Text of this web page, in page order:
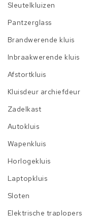
Sleutelkluizen
Pantzerglass
Brandwerende kluis
Inbraakwerende kluis
Afstortkluis
Kluisdeur archiefdeur
Zadelkast
Autokluis
Wapenkluis
Horlogekluis
Laptopkluis
Sloten
Elektrische traplopers